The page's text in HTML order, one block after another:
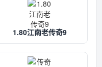
1.80江南老传奇9